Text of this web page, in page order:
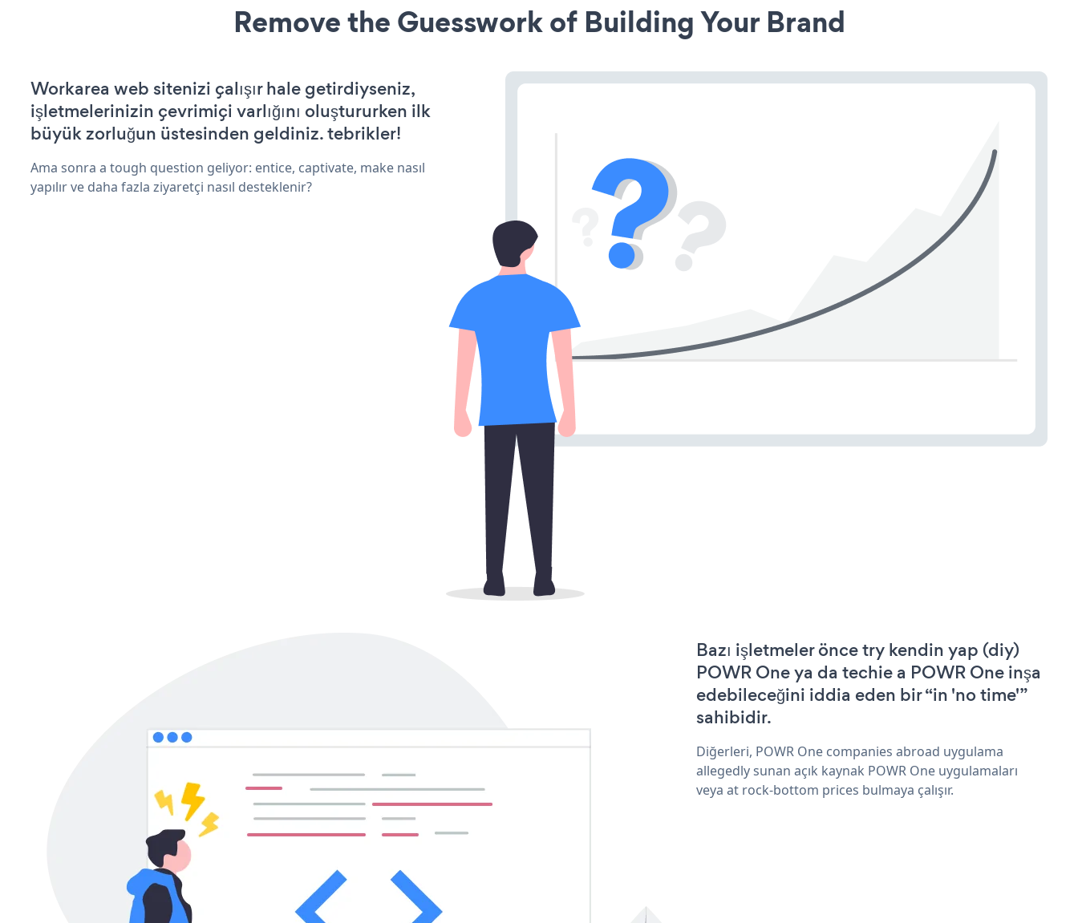
Remove the Guesswork of Building Your Brand
Workarea web sitenizi çalışır hale getirdiyseniz,
işletmelerinizin çevrimiçi varlığını oluştururken ilk
büyük zorluğun üstesinden geldiniz. tebrikler!
Ama sonra a tough question geliyor: entice, captivate, make nasıl
yapılır ve daha fazla ziyaretçi nasıl desteklenir?
Bazı işletmeler önce try kendin yap (diy)
POWR One ya da techie a POWR One inşa
edebileceğini iddia eden bir “in 'no time'”
sahibidir.
Diğerleri, POWR One companies abroad uygulama
allegedly sunan açık kaynak POWR One uygulamaları
veya at rock-bottom prices bulmaya çalışır.